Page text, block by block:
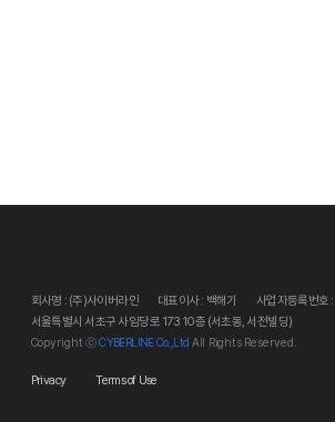
회사명 : (주)사이버라인 대표이사 : 백해기
사업자등록번
서울특별시 서초구 사임당로 173 10층 (서초동, 서전빌딩)
Copyright ⓒCYBERLINE Co.,Ltd All Rights Reserved.
Privacy Terms of Use